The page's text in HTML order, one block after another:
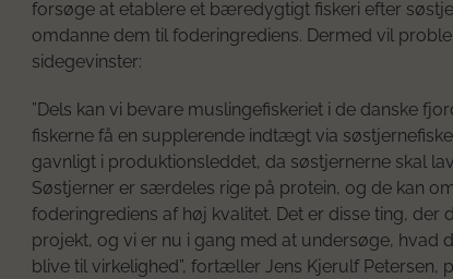
forsøge at etablere et bæredygtigt fiskeri efter
omdanne dem til foderingrediens. Dermed vil
sidegevinster:
”Dels kan vi bevare muslingefiskeriet i de danske
fiskerne få en supplerende indtægt via
gavnligt i produktionsleddet, da søstjernerne skal
Søstjerner er særdeles rige på protein, og de kan
foderingrediens af høj kvalitet. Det er disse ting, der
projekt, og vi er nu i gang med at undersøge, hvad
blive til virkelighed”, fortæller Jens Kjerulf Petersen,